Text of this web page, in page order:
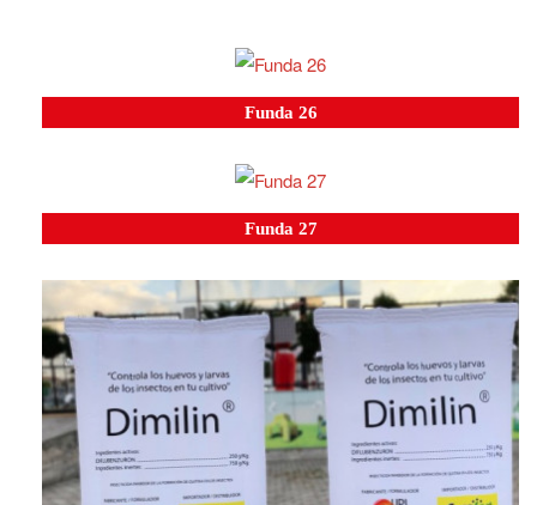
Funda 26
Funda 27